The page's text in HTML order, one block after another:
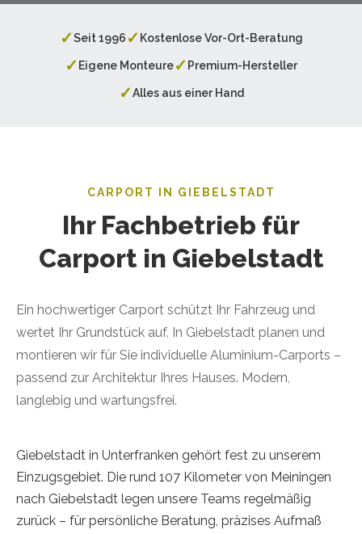
✓Seit 1996 ✓ Kostenlose Vor-Ort-Beratung
✓ Eigene Monteure✓ Premium-Hersteller
✓Alles aus einer Hand
CARPORT IN GIEBELSTADT
Ihr Fachbetrieb für
Carport in Giebelstadt
Ein hochwertiger Carport schützt Ihr Fahrzeug und
wertet Ihr Grundstück auf. In Giebelstadt planen und
montieren wir für Sie individuelle Aluminium-Carports –
passend zur Architektur Ihres Hauses. Modern,
langlebig und wartungsfrei.
Giebelstadt in Unterfranken gehört fest zu unserem
Einzugsgebiet. Die rund 107 Kilometer von Meiningen
nach Giebelstadt legen unsere Teams regelmäßig
zurück – für persönliche Beratung, präzises Aufmaß